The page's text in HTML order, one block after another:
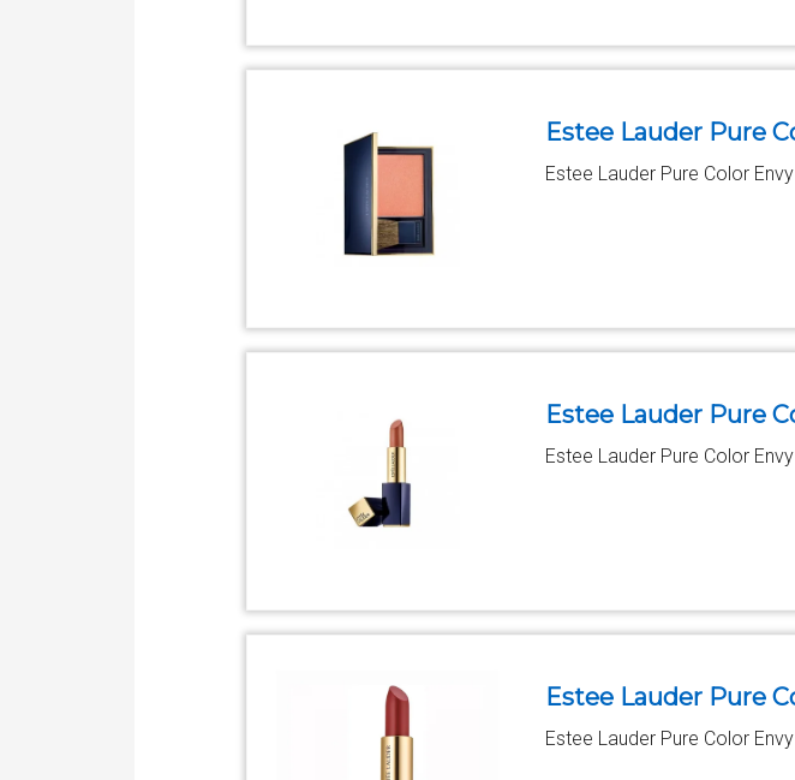
Estee Lauder Pure
Estee Lauder Pure Color
Estee Lauder Pure
Estee Lauder Pure Color
Estee Lauder Pure
Estee Lauder Pure Color